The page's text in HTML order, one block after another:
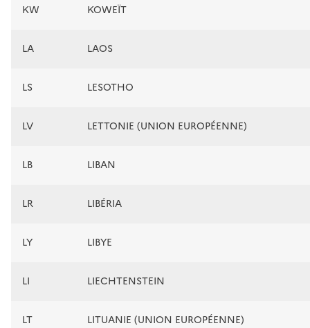
KW KOWEÏT
LA LAOS
LS LESOTHO
LV LETTONIE (UNION EUROPÉENNE)
LB LIBAN
LR LIBÉRIA
LY LIBYE
LI LIECHTENSTEIN
LT LITUANIE (UNION EUROPÉENNE)